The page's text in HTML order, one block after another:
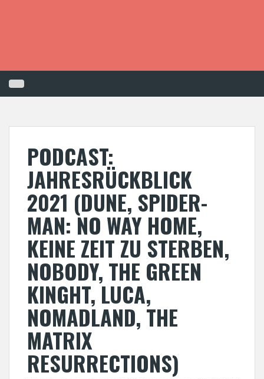
n
PODCAST:
JAHRESRÜCKBLICK
2021 (DUNE, SPIDER-
MAN: NO WAY HOME,
KEINE ZEIT ZU STERBEN,
NOBODY, THE GREEN
KINGHT, LUCA,
NOMADLAND, THE
MATRIX
RESURRECTIONS)